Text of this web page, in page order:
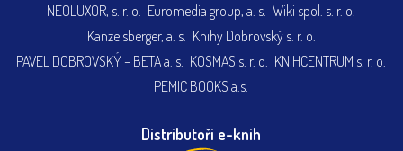
NEOLUXOR, s. r. o. Euromedia group, a. s. Wiki spol. s. r. o.
Kanzelsberger, a. s. Knihy Dobrovský s. r. o.
PAVEL DOBROVSKÝ – BETA a. s. KOSMAS s. r. o. KNIHCENTRUM s. r. o.
PEMIC BOOKS a.s.
Distributoři e-knih